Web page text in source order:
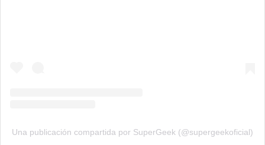
Una publicación compartida por SuperGeek (@supergeekoficial)